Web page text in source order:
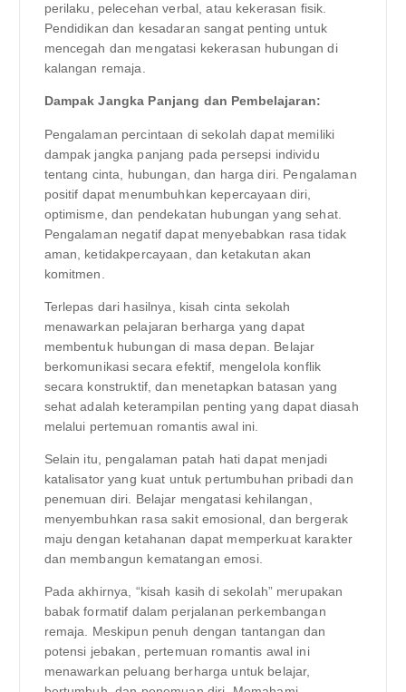
perilaku, pelecehan verbal, atau kekerasan fisik.
Pendidikan dan kesadaran sangat penting untuk
mencegah dan mengatasi kekerasan hubungan di
kalangan remaja.
Dampak Jangka Panjang dan Pembelajaran:
Pengalaman percintaan di sekolah dapat memiliki
dampak jangka panjang pada persepsi individu
tentang cinta, hubungan, dan harga diri. Pengalaman
positif dapat menumbuhkan kepercayaan diri,
optimisme, dan pendekatan hubungan yang sehat.
Pengalaman negatif dapat menyebabkan rasa tidak
aman, ketidakpercayaan, dan ketakutan akan
komitmen.
Terlepas dari hasilnya, kisah cinta sekolah
menawarkan pelajaran berharga yang dapat
membentuk hubungan di masa depan. Belajar
berkomunikasi secara efektif, mengelola konflik
secara konstruktif, dan menetapkan batasan yang
sehat adalah keterampilan penting yang dapat diasah
melalui pertemuan romantis awal ini.
Selain itu, pengalaman patah hati dapat menjadi
katalisator yang kuat untuk pertumbuhan pribadi dan
penemuan diri. Belajar mengatasi kehilangan,
menyembuhkan rasa sakit emosional, dan bergerak
maju dengan ketahanan dapat memperkuat karakter
dan membangun kematangan emosi.
Pada akhirnya, “kisah kasih di sekolah” merupakan
babak formatif dalam perjalanan perkembangan
remaja. Meskipun penuh dengan tantangan dan
potensi jebakan, pertemuan romantis awal ini
menawarkan peluang berharga untuk belajar,